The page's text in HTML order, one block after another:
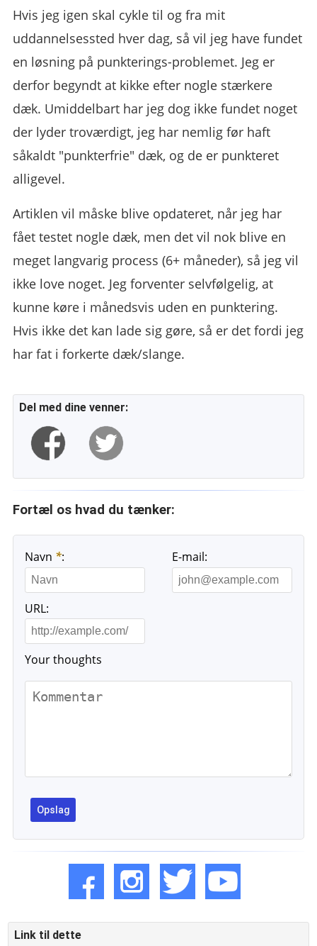
Hvis jeg igen skal cykle til og fra mit
uddannelsessted hver dag, så vil jeg have fundet
en løsning på punkterings-problemet. Jeg er
derfor begyndt at kikke efter nogle stærkere
dæk. Umiddelbart har jeg dog ikke fundet noget
der lyder troværdigt, jeg har nemlig før haft
såkaldt "punkterfrie" dæk, og de er punkteret
alligevel.
Artiklen vil måske blive opdateret, når jeg har
fået testet nogle dæk, men det vil nok blive en
meget langvarig process (6+ måneder), så jeg vil
ikke love noget. Jeg forventer selvfølgelig, at
kunne køre i månedsvis uden en punktering.
Hvis ikke det kan lade sig gøre, så er det fordi jeg
har fat i forkerte dæk/slange.
Del med dine venner:
Fortæl os hvad du tænker:
Navn *: E-mail:
URL:
Your thoughts
Link til dette